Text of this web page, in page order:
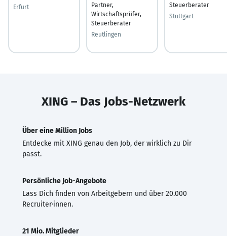
Erfurt
Partner,
Wirtschaftsprüfer,
Steuerberater
Reutlingen
Steuerberater
Stuttgart
XING – Das Jobs-Netzwerk
Über eine Million Jobs
Entdecke mit XING genau den Job, der wirklich zu Dir
passt.
Persönliche Job-Angebote
Lass Dich finden von Arbeitgebern und über 20.000
Recruiter·innen.
21 Mio. Mitglieder